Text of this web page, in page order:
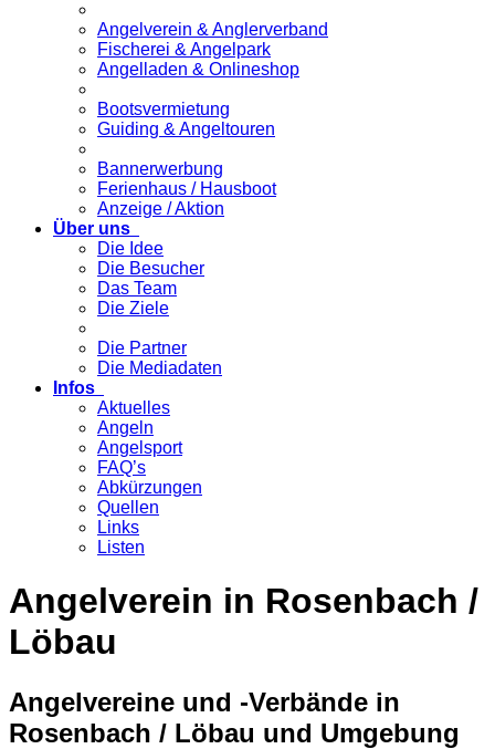
Angelverein & Anglerverband
Fischerei & Angelpark
Angelladen & Onlineshop
Bootsvermietung
Guiding & Angeltouren
Bannerwerbung
Ferienhaus / Hausboot
Anzeige / Aktion
Über uns
Die Idee
Die Besucher
Das Team
Die Ziele
Die Partner
Die Mediadaten
Infos
Aktuelles
Angeln
Angelsport
FAQ’s
Abkürzungen
Quellen
Links
Listen
Angelverein in Rosenbach /
Löbau
Angelvereine und -Verbände in
Rosenbach / Löbau und Umgebung